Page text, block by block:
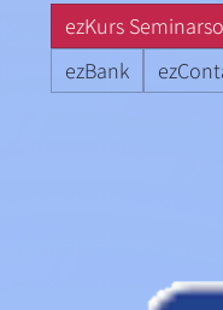
ezKurs
ezBank